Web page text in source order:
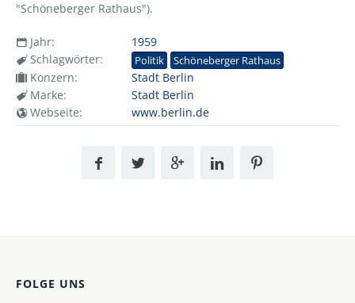
"Schöneberger Rathaus").
Jahr:
1959
Schlagwörter:
Politik Schöneberger Rathaus
Konzern:
Stadt Berlin
Marke:
Stadt Berlin
Webseite:
www.berlin.de
FOLGE UNS